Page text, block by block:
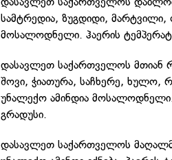
სამტრედია, ზუგდიდი,
მოსალოდნელი. ჰაერის
დასავლეთ საქართველოს მთიან
შოვი, ჭიათურა, საჩხერე,
უნალექო ამინდია
გრადუსი.
დასავლეთ საქართველოს